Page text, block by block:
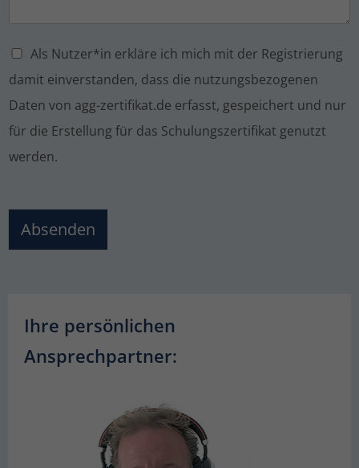
Als Nutzer*in erkläre ich mich mit der Registrierung
damit einverstanden, dass die nutzungsbezogenen
Daten von agg-zertifikat.de erfasst, gespeichert und nur
für die Erstellung für das Schulungszertifikat genutzt
werden.
Absenden
Ihre persönlichen
Ansprechpartner: